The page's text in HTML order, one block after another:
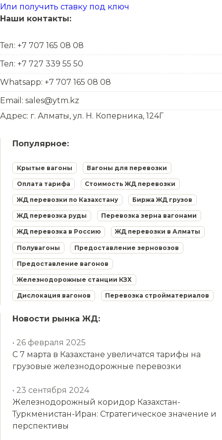
Или получить ставку под ключ
Наши контакты:
Тел: +7 707 165 08 08
Тел: +7 727 339 55 50
Whatsapp: +7 707 165 08 08
Email: sales@ytm.kz
Адрес: г. Алматы, ул. Н. Коперника, 124Г
Популярное:
Крытые вагоны Вагоны для перевозки
Оплата тарифа Стоимость ЖД перевозки
ЖД перевозки по Казахстану Биржа ЖД грузов
ЖД перевозка руды Перевозка зерна вагонами
ЖД перевозка в Россию ЖД перевозки в Алматы
Полувагоны Предоставление зерновозов
Предоставление вагонов
Железнодорожные станции КЗХ
Дислокация вагонов Перевозка стройматериалов
Новости рынка ЖД:
• 26 февраля 2025
С 7 марта в Казахстане увеличатся тарифы на
грузовые железнодорожные перевозки
• 23 сентября 2024
Железнодорожный коридор Казахстан-
Туркменистан-Иран: Стратегическое значение и
перспективы